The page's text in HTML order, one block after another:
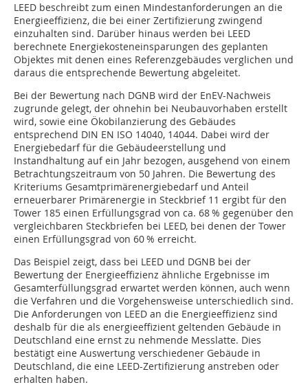
LEED beschreibt zum einen Mindestanforderungen an die
Energieeffizienz, die bei einer Zertifizierung zwingend
einzuhalten sind. Darüber hinaus werden bei LEED
berechnete Energiekosteneinsparungen des geplanten
Objektes mit denen eines Referenzgebäudes verglichen und
daraus die entsprechende Bewertung abgeleitet.
Bei der Bewertung nach DGNB wird der EnEV-Nachweis
zugrunde gelegt, der ohnehin bei Neubauvorhaben erstellt
wird, sowie eine Ökobilanzierung des Gebäudes
entsprechend DIN EN ISO 14040, 14044. Dabei wird der
Energiebedarf für die Gebäudeerstellung und
Instandhaltung auf ein Jahr bezogen, ausgehend von einem
Betrachtungszeitraum von 50 Jahren. Die Bewertung des
Kriteriums Gesamtprimärenergiebedarf und Anteil
erneuerbarer Primärenergie in Steckbrief 11 ergibt für den
Tower 185 einen Erfüllungsgrad von ca. 68 % gegenüber den
vergleichbaren Steckbriefen bei LEED, bei denen der Tower
einen Erfüllungsgrad von 60 % erreicht.
Das Beispiel zeigt, dass bei LEED und DGNB bei der
Bewertung der Energieeffizienz ähnliche Ergebnisse im
Gesamterfüllungsgrad erwartet werden können, auch wenn
die Verfahren und die Vorgehensweise unterschiedlich sind.
Die Anforderungen von LEED an die Energieeffizienz sind
deshalb für die als energieeffizient geltenden Gebäude in
Deutschland eine ernst zu nehmende Messlatte. Dies
bestätigt eine Auswertung verschiedener Gebäude in
Deutschland, die eine LEED-Zertifizierung anstreben oder
erhalten haben.